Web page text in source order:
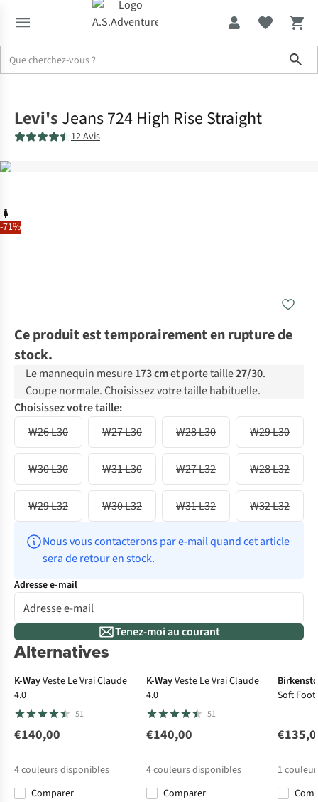
-71%
Levi's Jeans 724 High Rise Straight
12 Avis
Ce produit est temporairement en rupture de
stock.
Le mannequin mesure173 cmet porte taille27/30.
Coupe normale. Choisissez votre taille habituelle.
Choisissez votre taille:
W26 L30
W27 L30 W28 L30 W29 L30
W30 L30 W31 L30 W27 L32 W28 L32
W29 L32 W30 L32 W31 L32 W32 L32
Nous vous contacterons par e-mail quand cet article
sera de retour en stock.
Adresse e-mail
Tenez-moi au courant
Alternatives
K-WayVeste Le Vrai Claude
4.0
51
€140,00
4couleurs disponibles
Comparer
K-WayVeste Le Vrai Claude
4.0
51
€140,00
4couleurs disponibles
Comparer
Soft
1